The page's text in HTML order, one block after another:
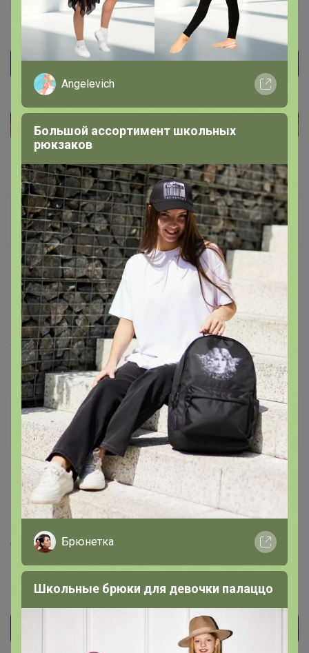
России! В наличии! Изучаем и Пробуем всю
кофейную географию! 20 призов на пробу
среди участников закупки!
sofika
Гений СП
23 марта, 2023 17:44
Бонифаций, добрый день!
‌Забрала сегодня своё кофе из СП 131, а приза нету 🙂.
Может не я в списках. В любом случае извиняюсь.
Бонифаций
Серебряный организатор
24 марта, 2023 11:25
sofika
, Добрый день, возможно забыли прикрепить,
извиняемся) Как будете делать заказ в любой моей
СП, подпишите комментарий к заказу "приз кофе 131"
и мы обязательно отправим Вам
Angelevich
Большой ассортимент школьных
рюкзаков
Брюнетка
Школьные брюки для девочки палаццо